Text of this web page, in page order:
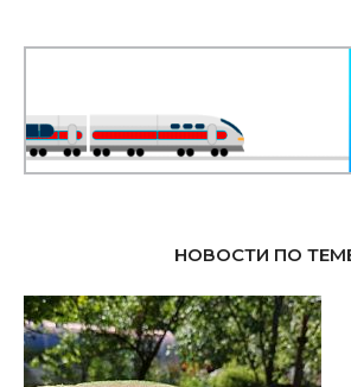
НОВОСТИ ПО